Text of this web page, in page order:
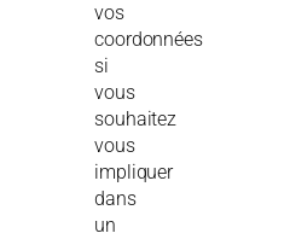
vos
coordonnées
si
vous
souhaitez
vous
impliquer
dans
un